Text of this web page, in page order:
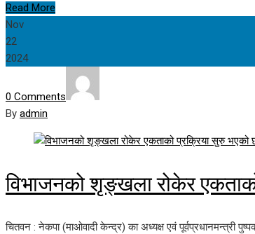
Read More
Nov
22
2024
0 Comments
By admin
विभाजनको शृङ्खला रोकेर
चितवन : नेकपा (माओवादी केन्द्र) का अध्यक्ष एवं पूर्वप्रधानमन्त्री